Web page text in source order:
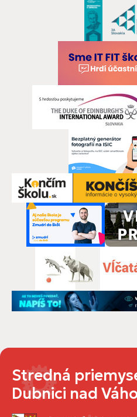
Stredná
Dubnici nad